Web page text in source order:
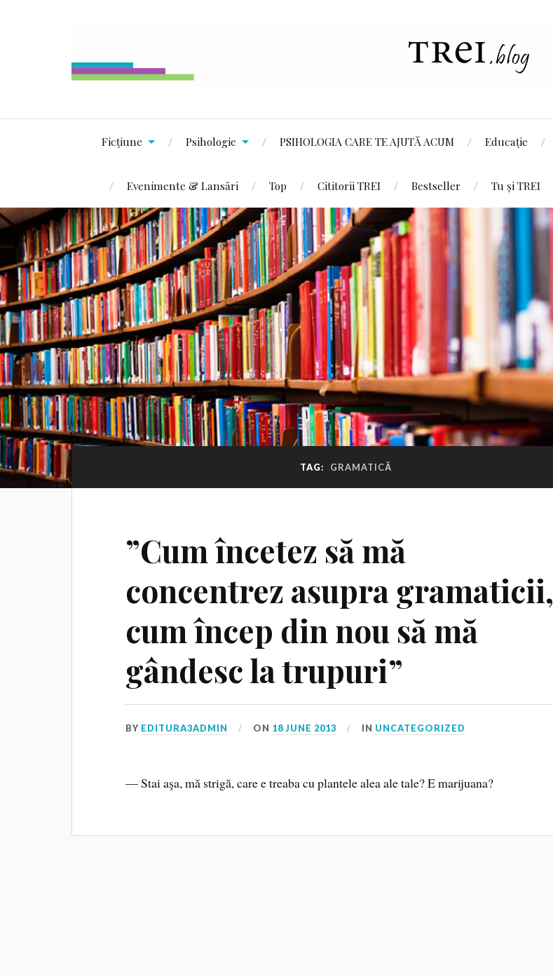
Ficțiune Psihologie PSIHOLOGIA CARE TE AJUTĂ ACUM Educație
Evenimente & Lansări Top Cititorii TREI Bestseller Tu și TREI
TAG: GRAMATICĂ
”Cum încetez să mă
concentrez asupra gramaticii,
cum încep din nou să mă
gândesc la trupuri”
BY EDITURA3ADMIN ON 18 JUNE 2013 IN UNCATEGORIZED
— Stai aşa, mă strigă, care e treaba cu plantele alea ale tale? E marijuana?